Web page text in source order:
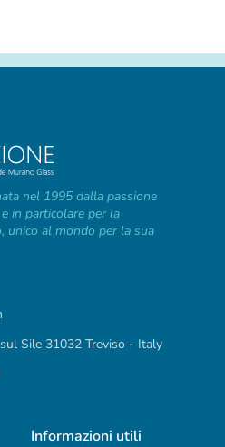
nel 1995 dalla passione
in particolare per la
unico al mondo per la sua
Sile 31032 Treviso - Italy
Informazioni utili